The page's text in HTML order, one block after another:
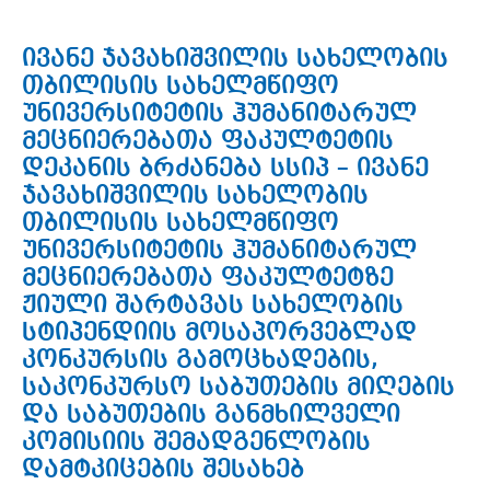
ივანე ჯავახიშვილის სახელობის
თბილისის სახელმწიფო
უნივერსიტეტის ჰუმანიტარულ
მეცნიერებათა ფაკულტეტის
დეკანის ბრძანება სსიპ – ივანე
ჯავახიშვილის სახელობის
თბილისის სახელმწიფო
უნივერსიტეტის ჰუმანიტარულ
მეცნიერებათა ფაკულტეტზე
ჟიული შარტავას სახელობის
სტიპენდიის მოსაპორვებლად
კონკურსის გამოცხადების,
საკონკურსო საბუთების მიღების
და საბუთების განმხილველი
კომისიის შემადგენლობის
დამტკიცების შესახებ